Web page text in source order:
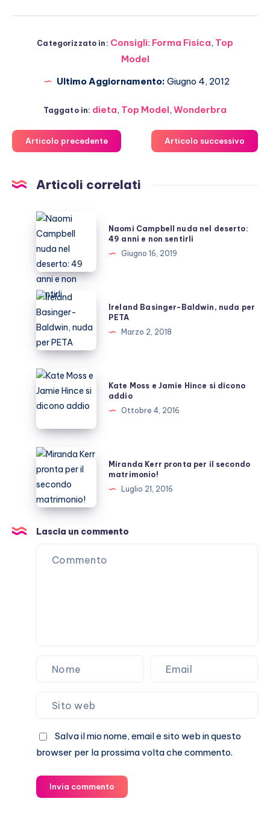
Categorizzato in: Consigli: Forma Fisica, Top
Model
Ultimo Aggiornamento: Giugno 4, 2012
Taggato in: dieta, Top Model,Wonderbra
Articolo precedente Articolo successivo
Articoli correlati
Naomi
Campbell
nuda
nel
deserto:
49
anni
e
non
sentirli
Naomi Campbell nuda nel deserto:
49 anni e non sentirli
Giugno 16, 2019
Ireland
Basinger-
Baldwin,
nuda
per
PETA
Ireland Basinger-Baldwin, nuda per
PETA
Marzo 2, 2018
Kate
Moss
e
Hince
si
dicono
addio
Kate Moss e Jamie Hince si dicono
addio
Ottobre 4, 2016
Miranda
Kerr
pronta
per
secondo
matrimonio!
Miranda Kerr pronta per il secondo
matrimonio!
Luglio 21, 2016
Lascia un commento
Salva il mio nome, email e sito web in questo
browser per la prossima volta che commento.
Invia commento